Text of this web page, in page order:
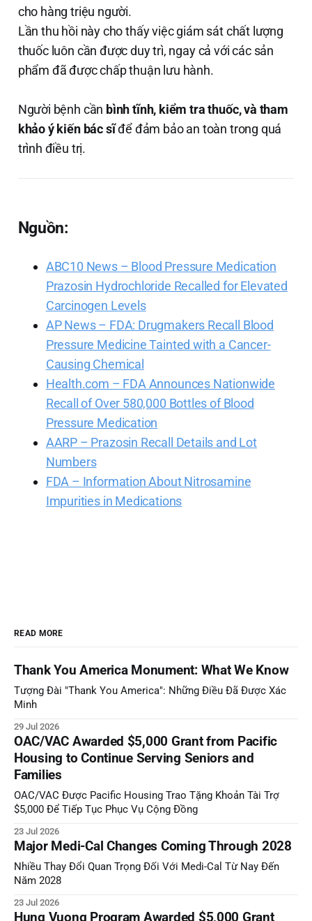
cho hàng triệu người.
Lần thu hồi này cho thấy việc giám sát chất lượng
thuốc luôn cần được duy trì, ngay cả với các sản
phẩm đã được chấp thuận lưu hành.
Người bệnh cần bình tĩnh, kiểm tra thuốc, và tham
khảo ý kiến bác sĩđể đảm bảo an toàn trong quá
trình điều trị.
Nguồn:
ABC10 News – Blood Pressure Medication
Prazosin Hydrochloride Recalled for Elevated
Carcinogen Levels
AP News – FDA: Drugmakers Recall Blood
Pressure Medicine Tainted with a Cancer-
Causing Chemical
Health.com – FDA Announces Nationwide
Recall of Over 580,000 Bottles of Blood
Pressure Medication
AARP – Prazosin Recall Details and Lot
Numbers
FDA – Information About Nitrosamine
Impurities in Medications
READ MORE
Thank You America Monument: What We Know
Tượng Đài "Thank You America": Những Điều Đã Được Xác
Minh
29 Jul 2026
OAC/VAC Awarded $5,000 Grant from Pacific
Housing to Continue Serving Seniors and
Families
OAC/VAC Được Pacific Housing Trao Tặng Khoản Tài Trợ
$5,000 Để Tiếp Tục Phục Vụ Cộng Đồng
23 Jul 2026
Major Medi-Cal Changes Coming Through 2028
Nhiều Thay Đổi Quan Trọng Đối Với Medi-Cal Từ Nay Đến
Năm 2028
23 Jul 2026
Hung Vuong Program Awarded $5,000 Grant